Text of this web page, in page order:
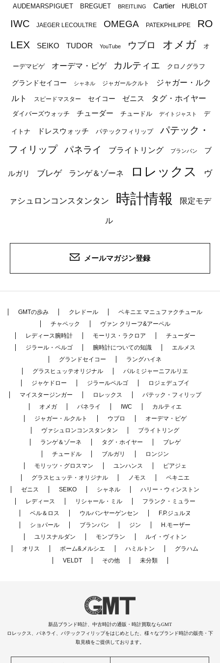
AUDEMARSPIGUET BREGUET BREITLING Cartier HUBLOT
IWC JAEGER LECOULTRE OMEGA PATEKPHILIPPE
RO
LEX
SEIKO TUDOR YouTube ウブロ オメガ オ
ーデマピゲ オーデマ・ピゲ カルティエ クロノグラフ
グランドセイコー シャネル ジャガールクルト
ジャガー・ルク
ルト
スピードマスター セイコー ゼニス タグ・ホイヤー
ダイバーズウォッチ チューダー チュードル デイトジャスト デ
イトナ ドレスウォッチ パテックフィリップ
パテック・
フィリップ
パネライ ブライトリング ブランパン ブ
ルガリ ブレゲ ランゲ＆ゾーネ ロレックス ヴ
ァシュロンコンスタンタン 時計情報 限定モデ
ル
メールマガジン登録
GMTの歩み クレドール
ペキニエ マニュファクチュール
チャペック
ヴァン クリーフ&アーペル
レディース腕時計
モーリス・ラクロア
チューダー
ジラール・ペルゴ
腕時計についての知識
エルメス
グランドセイコー
ラングハイネ
グラスヒュッテオリジナル
パルミジャーニフルリエ
ジャケドロー
ジラールペルゴ
ロジェデュブイ
マイスタージンガー
ロレックス
パテック・フィリップ
オメガ
パネライ IWC
カルティエ
ジャガー・ルクルト
ウブロ
オーデマ・ピゲ
ヴァシュロンコンスタンタン
ブライトリング
ランゲ＆ゾーネ
タグ・ホイヤー
ブレゲ
チュードル
ブルガリ
ロンジン
モリッツ・グロスマン
ユンハンス
ピアジェ
グラスヒュッテ・オリジナル
ノモス
ペキニエ
ゼニス
SEIKO シャネル
ハリー・ウィンストン
レディース
リシャール・ミル
フランク・ミュラー
ベル＆ロス
ウルバンヤーゲンセン
F.P.ジュルヌ
ショパール
ブランパン ジン
H.モーザー
ユリスナルダン
モンブラン
ルイ・ヴィトン
オリス
ボーム&メルシエ ハミルトン
グラハム
VELDT
その他 未分類
新品ブランド時計、中古時計の通販・時計買取ならGMT
ロレックス、パネライ、パテックフィリップをはじめとした、様々なブランド時計の販売・下
取見積をご提供しております。